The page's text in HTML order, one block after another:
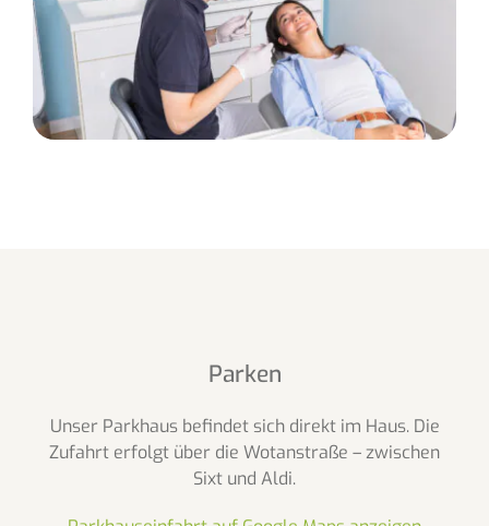
Parken
Unser Parkhaus befindet sich direkt im Haus. Die
Zufahrt erfolgt über die Wotanstraße – zwischen
Sixt und Aldi.